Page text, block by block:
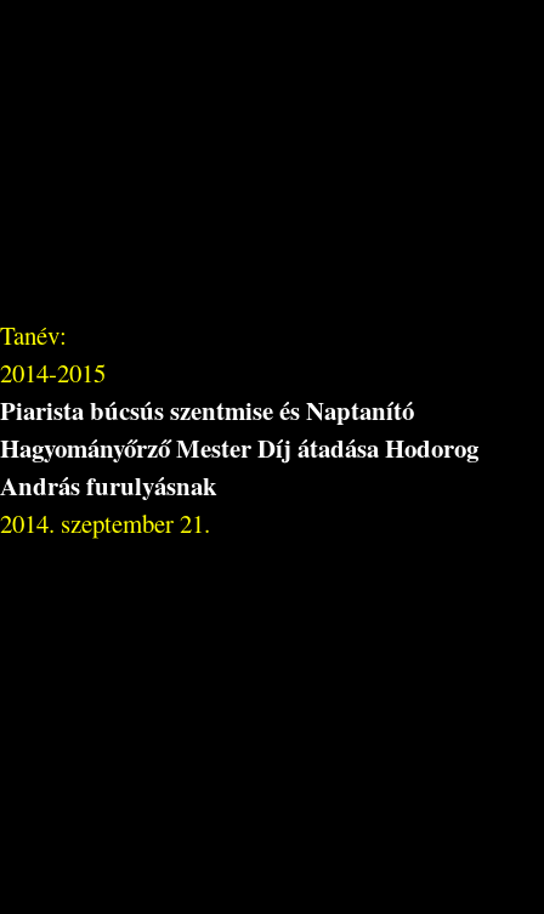
Tanév:
2014-2015
Piarista búcsús szentmise és Naptanító
Hagyományőrző Mester Díj átadása Hodorog
András furulyásnak
2014. szeptember 21.